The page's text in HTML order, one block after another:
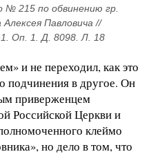
№ 215 по обвинению гр.
Павловича //
Оп. 1. Д. 8098. Л. 18
и не переходил, как это
подчинения в другое. Он
приверженцем
Российской Церкви и
клеймо
но дело в том, что